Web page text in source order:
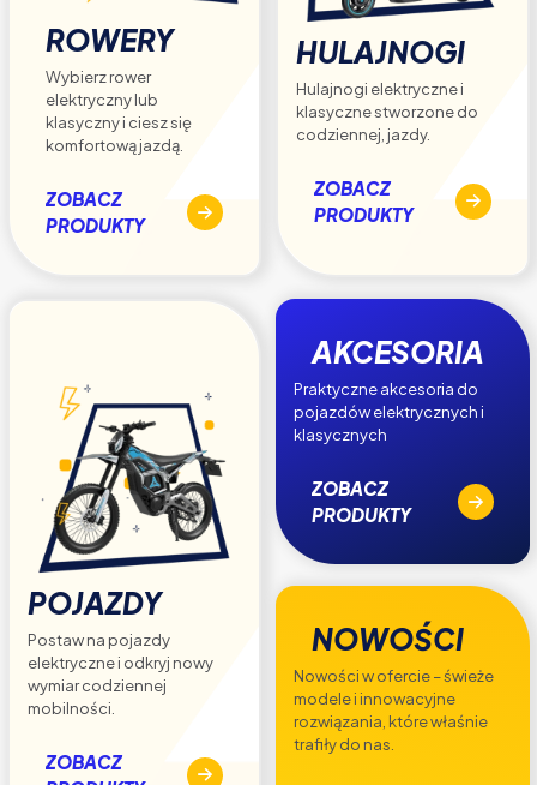
ROWERY
Wybierz rower
elektryczny lub
klasyczny i ciesz się
komfortową jazdą.
ZOBACZ
PRODUKTY
HULAJNOGI
Hulajnogi elektryczne i
klasyczne stworzone do
codziennej, jazdy.
ZOBACZ
PRODUKTY
POJAZDY
Postaw na pojazdy
elektryczne i odkryj nowy
wymiar codziennej
mobilności.
ZOBACZ
AKCESORIA
Praktyczne akcesoria do
pojazdów elektrycznych i
klasycznych
ZOBACZ
PRODUKTY
NOWOŚCI
Nowości w ofercie – świeże
modele i innowacyjne
rozwiązania, które właśnie
trafiły do nas.